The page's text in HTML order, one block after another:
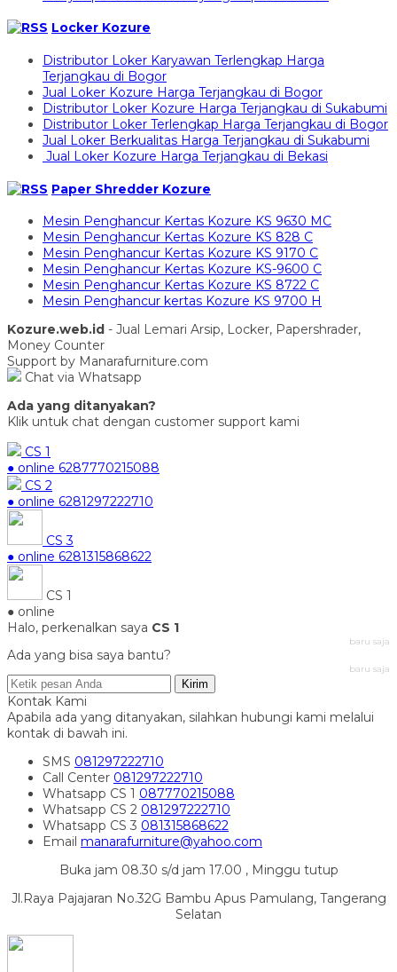
Locker Kozure
Distributor Loker Karyawan Terlengkap Harga
Terjangkau di Bogor
Jual Loker Kozure Harga Terjangkau di Bogor
Distributor Loker Kozure Harga Terjangkau di Sukabumi
Distributor Loker Terlengkap Harga Terjangkau di Bogor
Jual Loker Berkualitas Harga Terjangkau di Sukabumi
Jual Loker Kozure Harga Terjangkau di Bekasi
Paper Shredder Kozure
Mesin Penghancur Kertas Kozure KS 9630 MC
Mesin Penghancur Kertas Kozure KS 828 C
Mesin Penghancur Kertas Kozure KS 9170 C
Mesin Penghancur Kertas Kozure KS-9600 C
Mesin Penghancur Kertas Kozure KS 8722 C
Mesin Penghancur kertas Kozure KS 9700 H
Kozure.web.id - Jual Lemari Arsip, Locker, Papershrader,
Money Counter
Support by Manarafurniture.com
Chat via Whatsapp
Ada yang ditanyakan?
Klik untuk chat dengan customer support kami
CS 1
● online 6287770215088
CS 2
● online 6281297222710
CS 3
● online 6281315868622
CS 1
● online
Halo, perkenalkan saya CS 1
baru saja
Ada yang bisa saya bantu?
baru saja
Kirim
Kontak Kami
Apabila ada yang ditanyakan, silahkan hubungi kami melalui
kontak di bawah ini.
SMS 081297222710
Call Center 081297222710
Whatsapp CS 1 087770215088
Whatsapp CS 2 081297222710
Whatsapp CS 3 081315868622
Email manarafurniture@yahoo.com
Buka jam 08.30 s/d jam 17.00 , Minggu tutup
Jl.Raya Pajajaran No.32G Bambu Apus Pamulang, Tangerang
Selatan